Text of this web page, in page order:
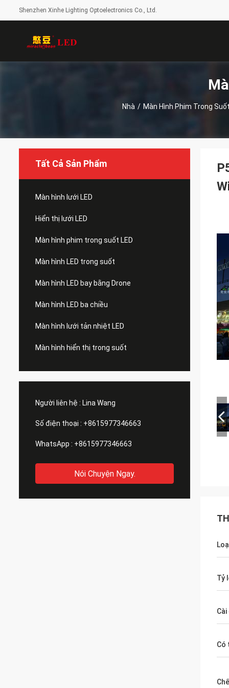
Shenzhen Xinhe Lighting Optoelectronics Co., Ltd.
Nhà / Màn Hình Phim Trong
Tất Cả Sản Phẩm
Màn hình lưới LED
Hiển thị lưới LED
Màn hình phim trong suốt LED
Màn hình LED trong suốt
Màn hình LED bay bằng Drone
Màn hình LED ba chiều
Màn hình lưới tản nhiệt LED
Màn hình hiển thị trong suốt
Người liên hệ : Lina Wang
Số điện thoại : +8615977346663
WhatsApp : +8615977346663
Nói Chuyện Ngay.
Tỷ
Có